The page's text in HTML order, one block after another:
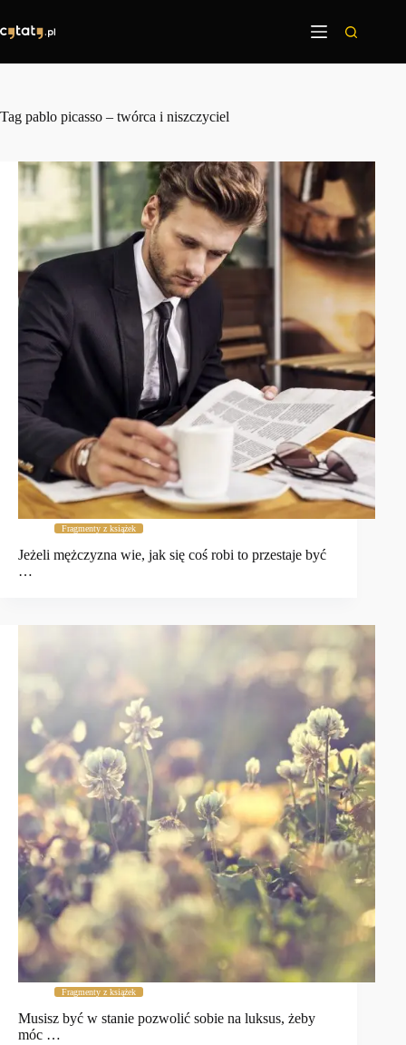
treści
Tag pablo picasso – twórca i niszczyciel
Fragmenty z książek
Jeżeli mężczyzna wie, jak się coś robi to przestaje być
…
Fragmenty z książek
Musisz być w stanie pozwolić sobie na luksus, żeby
móc …